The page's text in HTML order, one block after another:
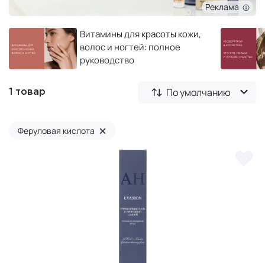
Реклама
Витамины для красоты кожи,
волос и ногтей: полное
руководство
1 товар По умолчанию
Феруловая кислота ×